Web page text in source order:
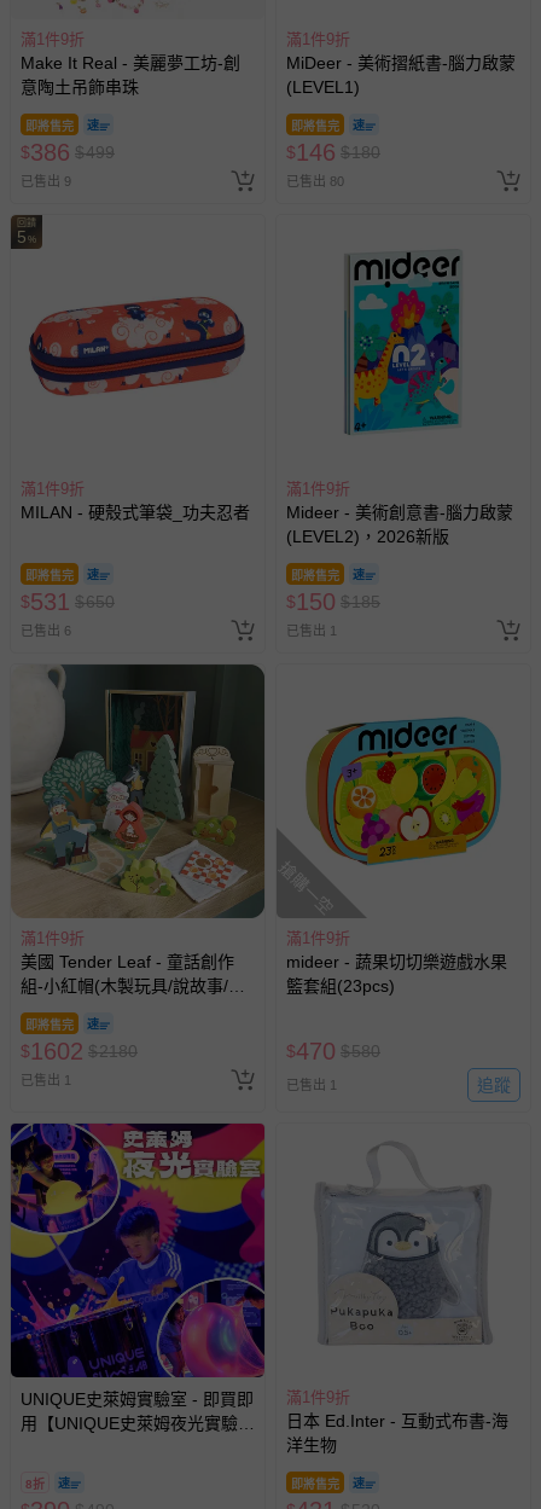
相關的退換貨辦理流程，可詳見：
其他常見問題：
運送服務：目前提供的運送僅限台灣本島。如您位於離島地
區，可能會無法配送，或須依據商品需加收離島運費。廠商
亦保留出貨與否的權利。離島、偏遠地區、樓層親送等加價
如您收到商品，請依正常流程檢查是否完好，若商品遇瑕疵
情形，您可申請更換新品或退貨，請見：退貨的辦理流程
若您對於會員帳號、商品訂購與資訊、購物流程、付款方
式、折價券與購物金的使用、退貨及商品運送方式等有疑
助取消退款事宜。
商品如因「價格、組合」等錯誤原因，導致無法安排出貨，
會主動以簡訊及mail通知訂單取消事宜，並將提供適當補
償。
滿1件9折
Make It Real - 美麗夢工坊-創
意陶土吊飾串珠
即將售完
$386 $499
已售出 9
滿1件9折
MiDeer - 美術摺紙書-腦力啟蒙
(LEVEL1)
即將售完
$146 $180
已售出 80
回饋
5 %
滿1件9折
MILAN - 硬殼式筆袋_功夫忍者
即將售完
$531 $650
已售出 6
滿1件9折
Mideer - 美術創意書-腦力啟蒙
(LEVEL2)，2026新版
即將售完
$150 $185
已售出 1
滿1件9折
美國 Tender Leaf - 童話創作
組-小紅帽(木製玩具/說故事/教
育益智)
即將售完
$1602 $2180
已售出 1
搶購一空
滿1件9折
mideer - 蔬果切切樂遊戲水果
籃套組(23pcs)
$470 $580
已售出 1 追蹤
UNIQUE史萊姆實驗室 - 即買即
用【UNIQUE史萊姆夜光實驗室
訂單編號兌換，逾期作廢) (大
8折
滿1件9折
日本 Ed.Inter - 互動式布書-海
洋生物
即將售完